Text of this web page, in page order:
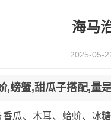
海马
2025-05-
,螃蟹,甜瓜子搭配,量
香瓜、木耳、蛤蚧、冰